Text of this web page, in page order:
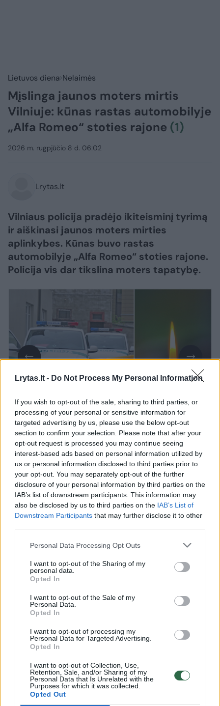
Lrytas.lt - Do Not Process My Personal Information
If you wish to opt-out of the sale, sharing to third parties, or
processing of your personal or sensitive information for
targeted advertising by us, please use the below opt-out
section to confirm your selection. Please note that after your
opt-out request is processed you may continue seeing
interest-based ads based on personal information utilized by
us or personal information disclosed to third parties prior to
your opt-out. You may separately opt-out of the further
disclosure of your personal information by third parties on the
IAB’s list of downstream participants. This information may
also be disclosed by us to third parties on the IAB’s List of
Downstream Participants that may further disclose it to other
Personal Data Processing Opt Outs
I want to opt-out of the Sharing of my
personal data.
Opted In
I want to opt-out of the Sale of my
Personal Data.
Opted In
I want to opt-out of processing my
Personal Data for Targeted Advertising.
Opted In
I want to opt-out of Collection, Use,
Retention, Sale, and/or Sharing of my
Personal Data that Is Unrelated with the
Purposes for which it was collected.
Opted Out
Lietuvos diena Nelaimės
Mįslinga jaunos moters mirtis
Vilniuje: kūnas rastas automobilyje
„Alfa Romeo“ stoties rajone (1)
2026 m. rugpjūčio 8 d. 06:02
Lrytas.lt
Vilniaus policija pradėjo ikiteisminį tyrimą
ir aiškinasi jaunos moters mirties
aplinkybes. Kūnas buvo rastas
automobilyje „Alfa Romeo“ stoties rajone.
Policija vis dar tikslina moters tapatybę.
Daugiau nuotraukų (1)
Kaip pranešė Vilniaus apskrities VPK,
rugpjūčio 7 d. apie 9 val. 10 min. Vilniuje,
Sodų g., automobilyje, rastas nenustatytos
tapatybės apie 25 m. amžiaus mirusios
moters kūnas be išorinių smurto požymių.
automobilio „Alfa Romeo“ priekinėje
sėdynėje. Automobilyje nejudančią moterį
pastebėjo praeiviai.
Žmonės kilo įtarimas, kad jaunai moteriai
kažkas negerai, todėl jie iškvietė greitosios
pagalbos medikus.
Pamatykite filmuotą medžiagą: ištrauktas
į tvenkinį įskriejęs automobilis